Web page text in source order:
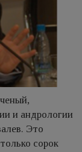
и андрологии
Это
сорок